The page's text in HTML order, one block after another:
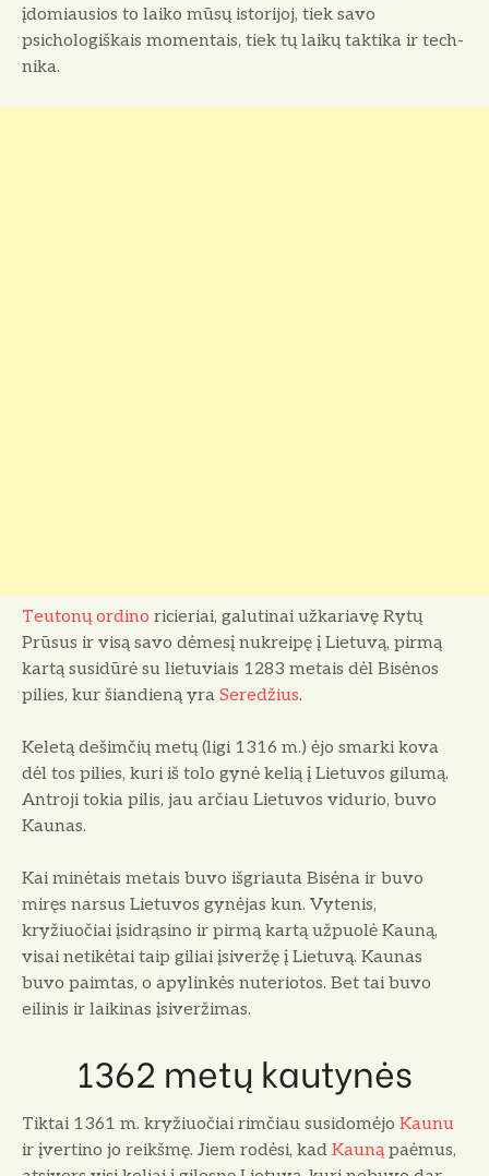
įdomiausios to laiko mūsų is­torijoj, tiek savo
psichologiškais mo­mentais, tiek tų laikų taktika ir tech­
nika.
Teutonų ordino ricieriai, galutinai užkariavę Rytų
Prūsus ir visą savo dė­mesį nukreipę į Lietuvą, pirmą
kartą susidūrė su lietuviais 1283 metais dėl Bisėnos
pilies, kur šiandieną yra Sere­džius.
Keletą dešimčių metų (ligi 1316 m.) ėjo smarki kova
dėl tos pilies, ku­ri iš tolo gynė kelią į Lietuvos gilumą.
Antroji tokia pilis, jau arčiau Lietuvos vidurio, buvo
Kaunas.
Kai minėtais metais buvo išgriauta Bisėna ir buvo
miręs narsus Lietuvos gynėjas kun. Vytenis,
kryžiuočiai įsi­drąsino ir pirmą kartą užpuolė Kauną,
visai netikėtai taip giliai įsiveržę į Lie­tuvą. Kaunas
buvo paimtas, o apylin­kės nuteriotos. Bet tai buvo
eilinis ir laikinas įsiveržimas.
1362 metų kautynės
Tiktai 1361 m. kryžiuočiai rimčiau susidomėjo Kaunu
ir įvertino jo reikš­mę. Jiem rodėsi, kad Kauną paėmus,